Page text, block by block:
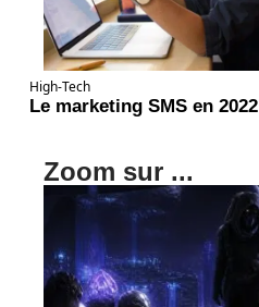
High-Tech
Le marketing SMS en 2022
Zoom sur ...